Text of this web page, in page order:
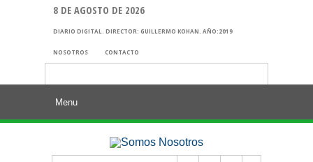
8 DE AGOSTO DE 2026
DIARIO DIGITAL. DIRECTOR: GUILLERMO KOHAN. AÑO:2019
NOSOTROS CONTACTO